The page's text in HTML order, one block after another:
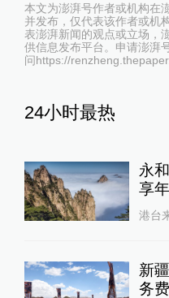
本文为澎湃号作者或机构在
并发布，仅代表该作者或机
表澎湃新闻的观点或立场，
供信息发布平台。申请澎湃
问https://
24小时最热
永
享
港台
新
务